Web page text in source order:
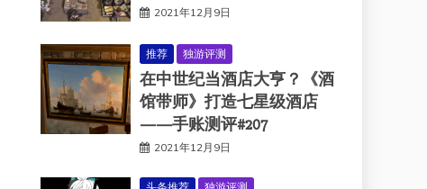
2021年12月9日
推荐 独游评测
在中世纪当酒店大亨？《酒
馆带师》打造七星级酒店
——手账测评#207
2021年12月9日